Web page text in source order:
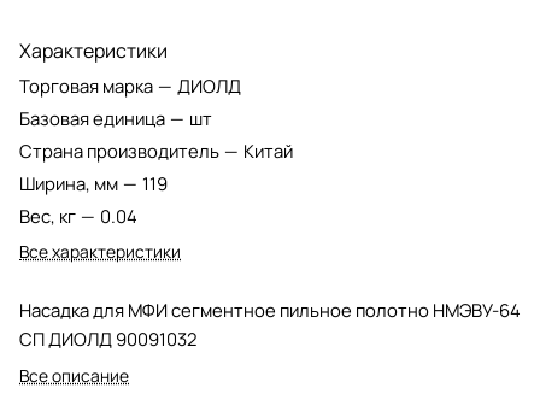
Характеристики
Торговая марка — ДИОЛД
Базовая единица — шт
Страна производитель — Китай
Ширина, мм — 119
Вес, кг — 0.04
Все характеристики
Насадка для МФИ сегментное пильное полотно НМЭВУ-64
СП ДИОЛД 90091032
Все описание